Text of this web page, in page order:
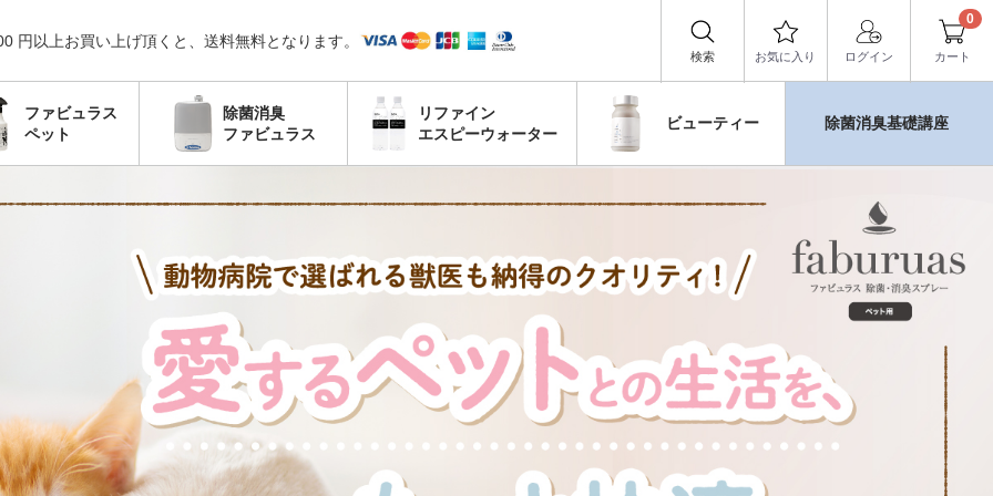
カート
0
検索
円以上お買い上げ頂くと、送料無料となります。
お気に入り ログイン
ファビュラス
ペット
除菌消臭
ファビュラス
リファイン
エスピーウォーター
ビューティー 除菌消臭基礎講座